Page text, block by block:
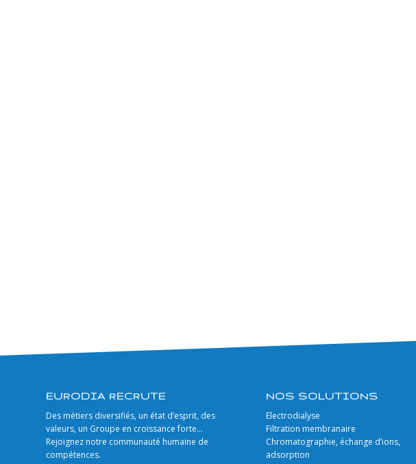
EURODIA RECRUTE
Des métiers diversifiés, un état d’esprit, des
valeurs, un Groupe en croissance forte…
Rejoignez notre communauté humaine de
compétences.
NOS SOLUTIONS
Electrodialyse
Filtration membranaire
Chromatographie, échange d’ions,
adsorption